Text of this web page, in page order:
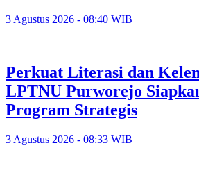
3 Agustus 2026 - 08:40 WIB
Perkuat Literasi dan
LPTNU Purworejo
Program Strategis
3 Agustus 2026 - 08:33 WIB